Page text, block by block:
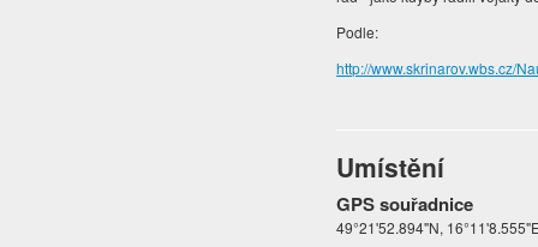
Podle:
http://www.skrinarov.wbs.cz/
Umístění
GPS souřadnice
49°21'52.894"N,